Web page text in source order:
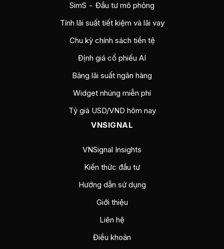
SimS - Đầu tư mô phỏng
Tính lãi suất tiết kiệm và lãi vay
Chu kỳ chính sách tiền tệ
Định giá cổ phiếu AI
Bảng lãi suất ngân hàng
Widget nhúng miễn phí
Tỷ giá USD/VND hôm nay
VNSIGNAL
VNSignal Insights
Kiến thức đầu tư
Hướng dẫn sử dụng
Giới thiệu
Liên hệ
Điều khoản